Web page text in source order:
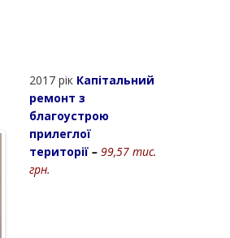
2017 рік Капітальний
ремонт з
благоустрою
прилеглої
території – 99,57 тис.
грн.